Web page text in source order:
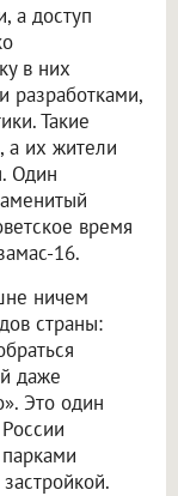
а доступ
в них
разработками,
Такие
а их жители
Один
время
16.
ничем
страны:
даже
Это один